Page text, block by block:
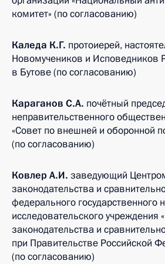
комитет» (по согласованию)
Каледа К.Г. протоиерей,
Новомучеников и Исповедников
в Бутове (по согласованию)
Караганов С.А. почётный
неправительственного
«Совет по внешней и оборонной
(по согласованию)
Ковлер А.И. заведующий
законодательства и
федерального государственного
исследовательского учреждения
законодательства и
при Правительстве Российской
(по согласованию)